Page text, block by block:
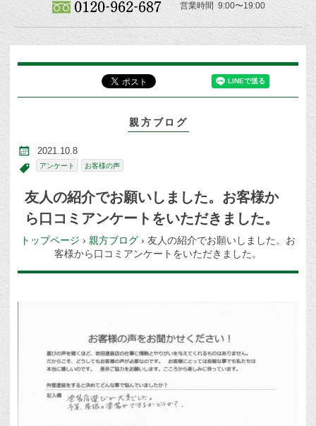
営業時間 9:00〜19:00
親方ブログ
2021.10.8
アンケート お客様の声
友人の紹介でお願いしました。お客様か
ら口コミアンケートをいただきました。
トップページ › 親方ブログ › 友人の紹介でお願いしました。お
客様から口コミアンケートをいただきました。